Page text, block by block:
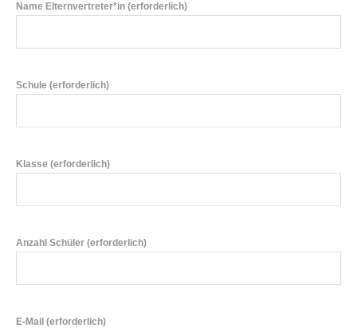
Name Elternvertreter*in (erforderlich)
Schule (erforderlich)
Klasse (erforderlich)
Anzahl Schüler (erforderlich)
E-Mail (erforderlich)